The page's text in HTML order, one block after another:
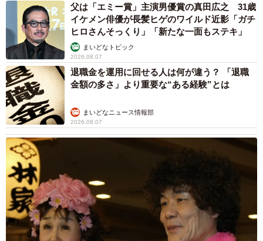
父は「エミー賞」主演男優賞の真田広之 31歳
イケメン俳優が長髪ヒゲのワイルド近影「ガチ
ヒロさんそっくり」「新たな一面もステキ」
まいどなトピック
2026.08.07
退職金を運用に回せる人は何が違う？ 「退職
金額の多さ」より重要な“ある経験”とは
まいどなニュース情報部
2026.08.07